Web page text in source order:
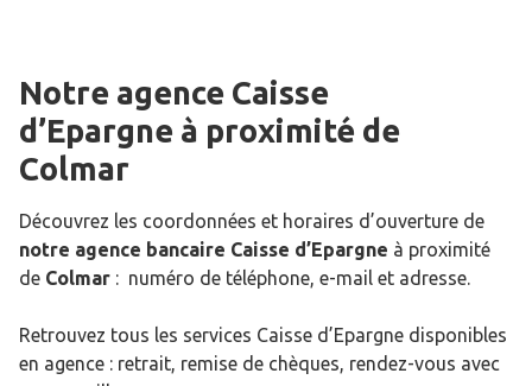
Notre agence Caisse
d’Epargne à proximité de
Colmar
Découvrez les coordonnées et horaires d’ouverture de
notre agence bancaire Caisse d’Epargne à proximité
de Colmar : numéro de téléphone, e-mail et adresse.
Retrouvez tous les services Caisse d’Epargne disponibles
en agence : retrait, remise de chèques, rendez-vous avec